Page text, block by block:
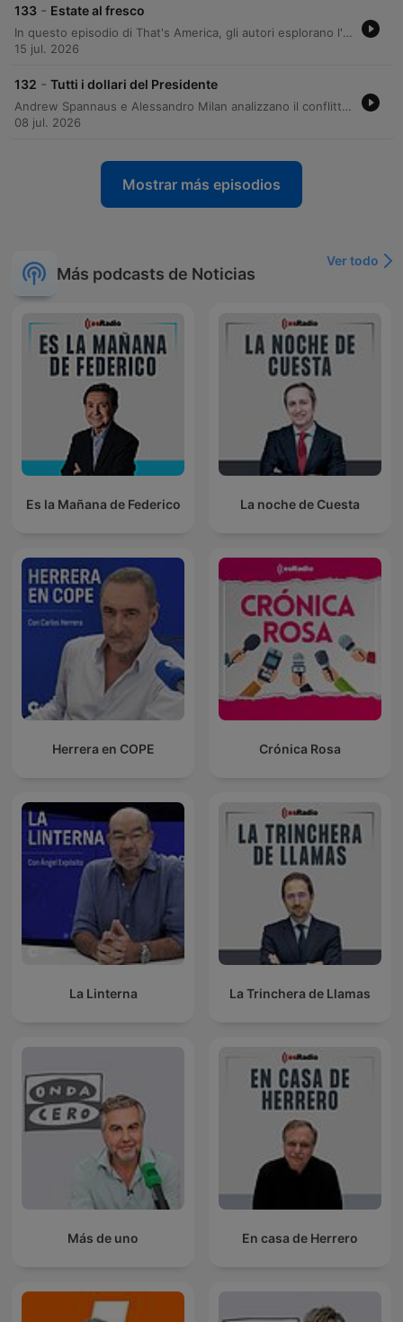
133 - Estate al fresco
In questo episodio di That's America, gli autori esplorano l'impatto culturale e sociale dell'aria condizionata negli Stati Uniti. Attraverso un confronto tra l'approccio americano e quello europeo, la discussione analizza come l'invenzione di Willis Carrier abbia permesso lo sviluppo demografico della Sunbelt, trasformando stati come Texas e Arizona in aree popolose. Il podcast esamina anche le implicazioni tecnologiche del sistema HVAC, l'efficienza delle pompe di calore rispetto alle caldaie a gas e il dibattito energetico legato al raffrescamento degli ambienti. La conversazione tocca temi provocatori, come il confronto statistico tra i decessi causati dalle armi da fuoco negli USA e quelli dovuti alle ondate di calore in Europa. Vengono inoltre trattati aspetti legati alla salute, come il rischio della legionella nei grandi impianti, e le dinamiche sociali delle cosiddette "thermostat wars". L'episodio offre una panoramica su come la tecnologia venga vista negli Stati Uniti come uno strumento indispensabile per il progresso e il comfort, spesso a scapito di una maggiore sensibilità verso il risparmio energetico.
15 jul. 2026
132 - Tutti i dollari del Presidente
Andrew Spannaus e Alessandro Milan analizzano il conflitto di interessi e la corruzione negli Stati Uniti, esaminando le eccezioni legali che riguardano la figura del Presidente e l'evoluzione delle norme etiche attraverso casi storici come Tammany Hall e Abscam. La discussione esplora inoltre il passaggio dalla corruzione classica alle nuove forme di influenza politica moderna, inclusi i potenziali conflitti d'interesse legati all'uso delle criptovalute.
08 jul. 2026
Mostrar más episodios
Más podcasts de Noticias
Ver todo
Es la Mañana de Federico La noche de Cuesta
Herrera en COPE Crónica Rosa
La Linterna La Trinchera de Llamas
Más de uno En casa de Herrero